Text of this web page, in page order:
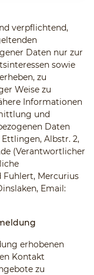
verpflichtend,
Daten nur zur
sowie
zu
Weise zu
Informationen
und
Daten
Albstr. 2,
(Verantwortlicher
Mercurius
Email:
erhobenen
Kontakt
zu